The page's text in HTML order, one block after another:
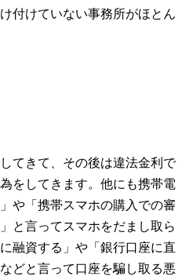
付けていない事務所がほとん
てきて、その後は違法金利で
をしてきます。他にも携帯電
や「携帯スマホの購入での審
と言ってスマホをだまし取ら
融資する」や「銀行口座に直
どと言って口座を騙し取る悪